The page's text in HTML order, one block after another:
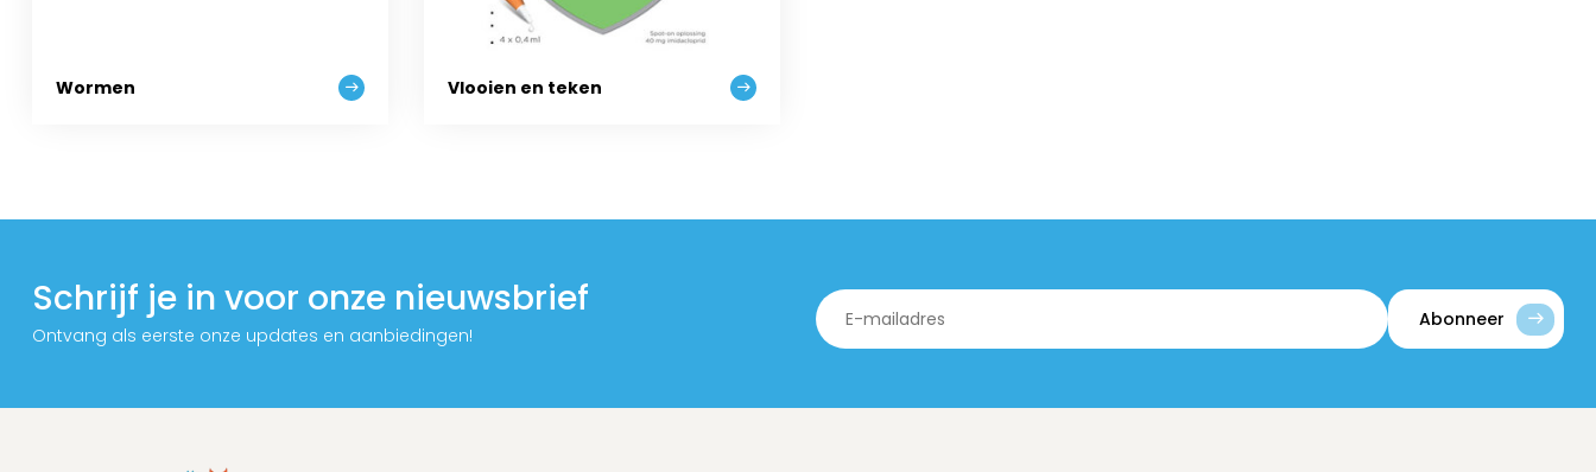
Wormen Vlooien en teken
Schrijf je in voor onze nieuwsbrief
Ontvang als eerste onze updates en aanbiedingen!
Abonneer